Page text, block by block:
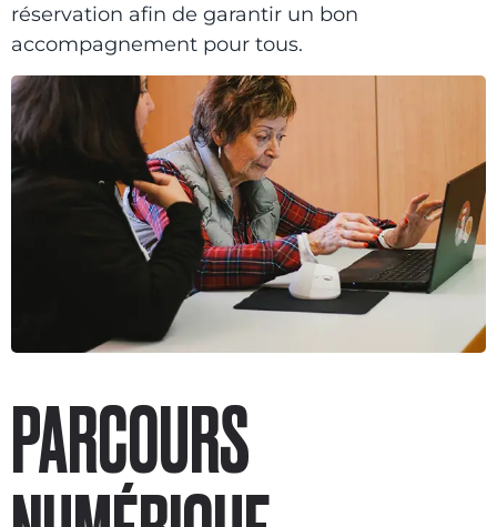
réservation afin de garantir un bon
accompagnement pour tous.
PARCOURS